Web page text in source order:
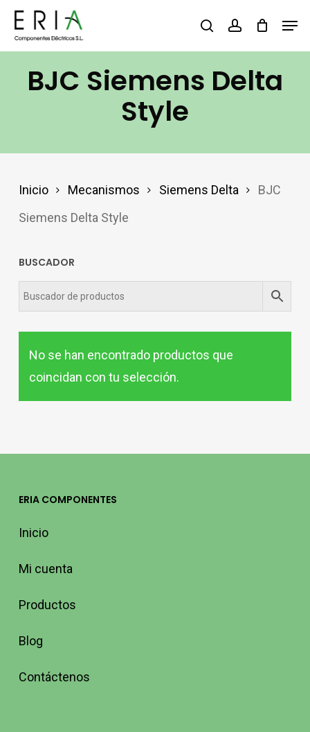
Saltar
contenido
principal
buscaraccount
BJC Siemens Delta
Style
Inicio Mecanismos Siemens Delta
BJC
Siemens Delta Style
BUSCADOR
No se han encontrado productos que
coincidan con tu selección.
ERIA COMPONENTES
Inicio
Mi cuenta
Productos
Blog
Contáctenos